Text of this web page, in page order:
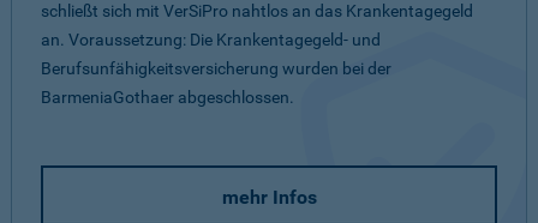
schließt sich mit VerSiPro nahtlos an das Krankentagegeld
an. Voraussetzung: Die Krankentagegeld- und
Berufsunfähigkeitsversicherung wurden bei der
BarmeniaGothaer abgeschlossen.
mehr Infos